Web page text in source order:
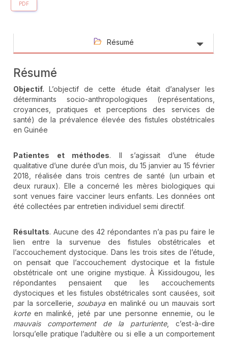
PDF
Résumé
Résumé
Objectif.L’objectif de cette étude était d’analyser les
déterminants socio-anthropologiques (représentations,
croyances, pratiques et perceptions des services de
santé) de la prévalence élevée des fistules obstétricales
en Guinée
Patientes et méthodes. Il s’agissait d’une étude
qualitative d’une durée d’un mois, du 15 janvier au 15 février
2018, réalisée dans trois centres de santé (un urbain et
deux ruraux). Elle a concerné les mères biologiques qui
sont venues faire vacciner leurs enfants. Les données ont
été collectées par entretien individuel semi directif.
Résultats. Aucune des 42 répondantes n’a pas pu faire le
lien entre la survenue des fistules obstétricales et
l’accouchement dystocique. Dans les trois sites de l’étude,
on pensait que l’accouchement dystocique et la fistule
obstétricale ont une origine mystique. À Kissidougou, les
répondantes pensaient que les accouchements
dystociques et les fistules obstétricales sont causées, soit
par la sorcellerie, soubaya en malinké ou un mauvais sort
korteen malinké, jeté par une personne ennemie, ou le
mauvais comportement de la parturiente, c’est-à-dire
lorsqu’elle pratique l’adultère ou si elle a un comportement